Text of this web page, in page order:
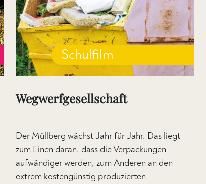
Schulfilm
Wegwerfgesellschaft
Der Müllberg wächst Jahr für Jahr. Das liegt
zum Einen daran, dass die Verpackungen
aufwändiger werden, zum Anderen an den
extrem kostengünstig produzierten